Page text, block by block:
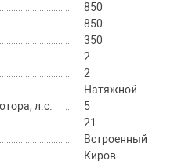
850
850
350
2
2
Натяжной
л.с.
5
21
Встроенный
Киров